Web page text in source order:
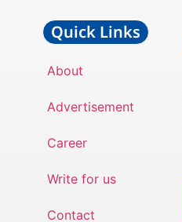
Quick Links
About
Advertisement
Career
Write for us
Contact